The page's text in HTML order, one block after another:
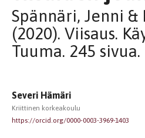
Spännäri, Jenni &
(2020). Viisaus.
Tuuma. 245 sivua.
Severi Hämäri
Kriittinen korkeakoulu
https://orcid.org/0000-0003-3969-1403